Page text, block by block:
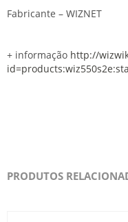
Fabricante – WIZNET
+ informação http://
PRODUTOS